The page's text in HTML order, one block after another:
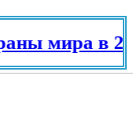
мира в 2025